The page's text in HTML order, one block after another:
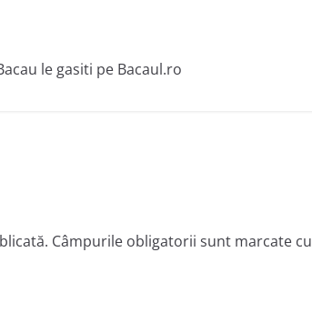
le gasiti pe Bacaul.ro
Câmpurile obligatorii sunt marcate cu